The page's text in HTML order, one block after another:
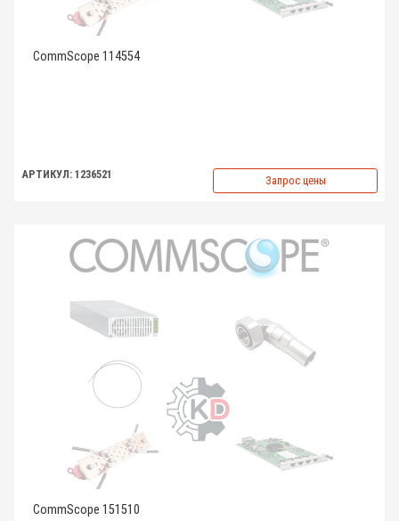
CommScope 114554
АРТИКУЛ: 1236521 Запрос цены
CommScope 151510